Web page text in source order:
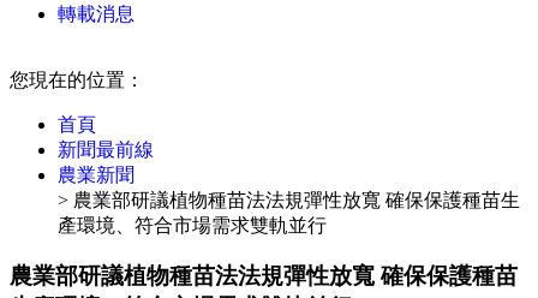
轉載消息
您現在的位置：
首頁
新聞最前線
農業新聞
> 農業部研議植物種苗法法規彈性放寬 確保保護種苗生
產環境、符合市場需求雙軌並行
農業部研議植物種苗法法規彈性放寬 確保保護種苗